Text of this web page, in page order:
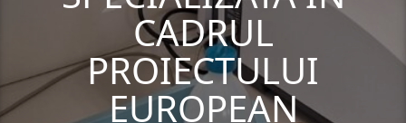
CADRUL
PROIECTULUI
EUROPEAN